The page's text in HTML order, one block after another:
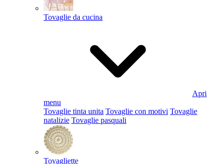
Tovaglie da cucina
Apri
menu
Tovaglie tinta unita Tovaglie con motivi Tovaglie
natalizie Tovaglie pasquali
Tovagliette